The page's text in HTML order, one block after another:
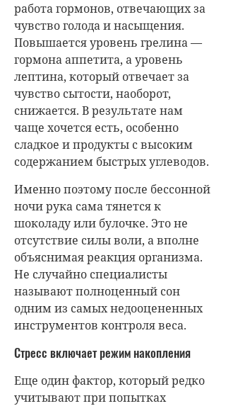
работа гормонов, отвечающих за
чувство голода и насыщения.
Повышается уровень грелина —
гормона аппетита, а уровень
лептина, который отвечает за
чувство сытости, наоборот,
снижается. В результате нам
чаще хочется есть, особенно
сладкое и продукты с высоким
содержанием быстрых углеводов.
Именно поэтому после бессонной
ночи рука сама тянется к
шоколаду или булочке. Это не
отсутствие силы воли, а вполне
объяснимая реакция организма.
Не случайно специалисты
называют полноценный сон
одним из самых недооцененных
инструментов контроля веса.
Стресс включает режим накопления
Еще один фактор, который редко
учитывают при попытках